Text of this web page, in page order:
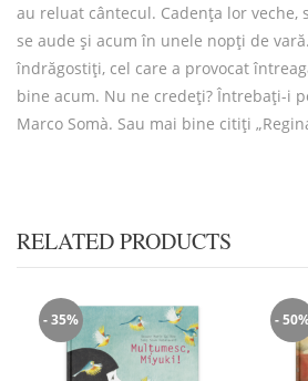
au reluat cântecul. Cadența lor veche,
se aude și acum în unele nopți de
îndrăgostiți, cel care a provocat
bine acum. Nu ne credeți? Întrebați-i
Marco Somà. Sau mai bine citiți
RELATED PRODUCTS
- 35% -